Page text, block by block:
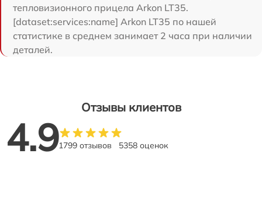
тепловизионного прицела Arkon LT35.
[dataset:services:name] Arkon LT35 по нашей
статистике в среднем занимает 2 часа при наличии
деталей.
Отзывы клиентов
4.91799 отзывов 5358 оценок